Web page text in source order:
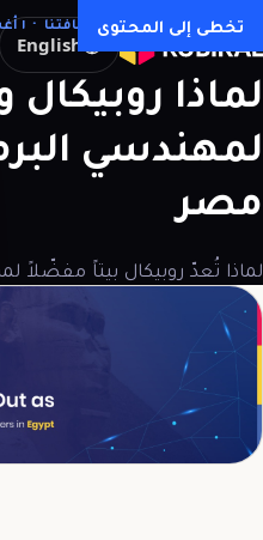
تخطى إلى المحتوى
English
كل المقالات → ثقافتنا · ١ أغسطس ٢٠٢٣
لماذا روبيكال
لمهندسي
مصر
لماذا تُعدّ روبيكال بيتاً